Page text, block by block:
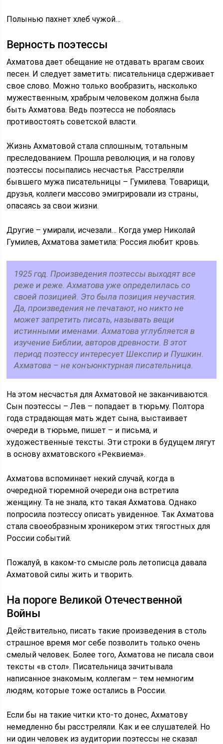
Полынью пахнет хлеб чужой…
Верность поэтессы
Ахматова дает обещание не отдавать врагам своих
песен. И следует заметить: писательница сдерживает
свое слово. Можно только вообразить, насколько
мужественным, храбрым человеком должна была
быть Ахматова. Ведь поэтесса не побоялась
противостоять советской власти.
Жизнь Ахматовой стала сплошным, тотальным
преследованием. Прошла революция, и на голову
поэтессы посыпались несчастья. Расстреляли
бывшего мужа писательницы – Гумилева. Товарищи,
друзья, коллеги массово эмигрировали из страны,
опасаясь за свои жизни.
Другие – умирали, исчезали… Когда умер Николай
Гумилев, Ахматова заметила: Россия любит кровь.
1925 год. Произведения поэтессы выходят все
реже и реже. Ахматова уже определилась со
своей позицией. Это была позиция неучастия.
Да, произведения не печатают, но никто не
может запретить писать, называть вещи
истинными именами. Ахматова углубляется в
изучение Библии, авторов древности. В этот
период поэтессу интересует Шекспир и Пушкин.
Ахматова – не конъюнктурная писательница.
На этом несчастья для Ахматовой не заканчиваются.
Сын поэтессы – Лев – попадает в тюрьму. Полтора
года страдающая мать ждет сына, выстаивает
очереди в тюрьме, пишет – и письма, и
художественные тексты. Эти строки в будущем лягут
в основу ахматовского «Реквиема».
Ахматова вспоминает некий случай, когда в
очередной тюремной очереди она встретила
женщину. Та не знала, кто такая Ахматова. Однако
попросила поэтессу описать увиденное. Так Ахматова
стала своеобразным хроникером этих тягостных для
России событий.
Пожалуй, в каком-то смысле роль летописца давала
Ахматовой силы жить и творить.
На пороге Великой Отечественной
Войны
Действительно, писать такие произведения в столь
страшное время мог себе позволить только очень
смелый человек. Более того, Ахматова не писала свои
тексты «в стол». Писательница зачитывала
написанное знакомым, коллегам – тем немногим
людям, которые тоже остались в России.
Если бы на такие читки кто-то донес, Ахматову
немедленно бы расстреляли. Как и ее слушателей. Но
ни один человек из аудитории поэтессы не сказал